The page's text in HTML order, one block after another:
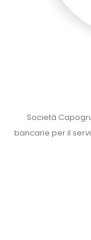
Società
bancarie per il